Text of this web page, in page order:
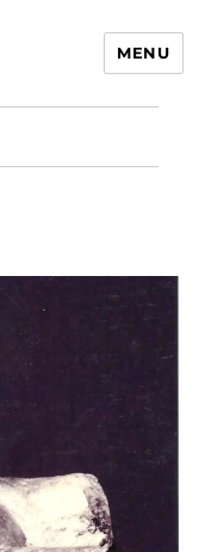
MENU